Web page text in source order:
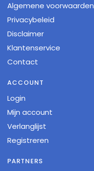
Algemene voorwaarden
Privacybeleid
Disclaimer
Klantenservice
Contact
ACCOUNT
Login
Mijn account
Verlanglijst
Registreren
PARTNERS